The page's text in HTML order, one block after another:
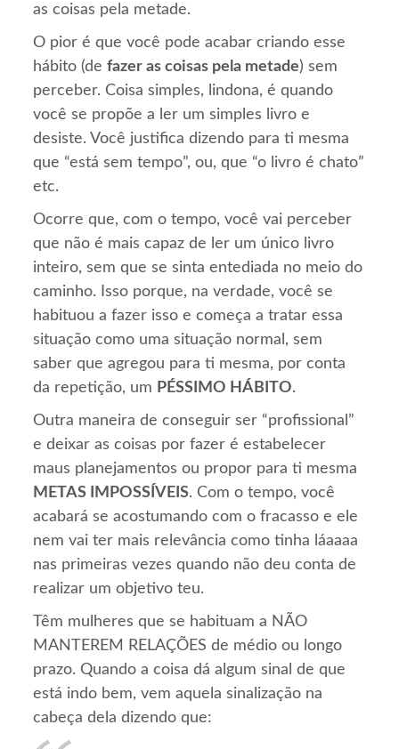
as coisas pela metade.
O pior é que você pode acabar criando esse
hábito (defazer as coisas pela metade) sem
perceber. Coisa simples, lindona, é quando
você se propõe a ler um simples livro e
desiste. Você justifica dizendo para ti mesma
que “está sem tempo”, ou, que “o livro é chato”
etc.
Ocorre que, com o tempo, você vai perceber
que não é mais capaz de ler um único livro
inteiro, sem que se sinta entediada no meio do
caminho. Isso porque, na verdade, você se
habituou a fazer isso e começa a tratar essa
situação como uma situação normal, sem
saber que agregou para ti mesma, por conta
da repetição, um PÉSSIMO HÁBITO.
Outra maneira de conseguir ser “profissional”
e deixar as coisas por fazer é estabelecer
maus planejamentos ou propor para ti mesma
METAS IMPOSSÍVEIS. Com o tempo, você
acabará se acostumando com o fracasso e ele
nem vai ter mais relevância como tinha láaaaa
nas primeiras vezes quando não deu conta de
realizar um objetivo teu.
Têm mulheres que se habituam a NÃO
MANTEREM RELAÇÕES de médio ou longo
prazo. Quando a coisa dá algum sinal de que
está indo bem, vem aquela sinalização na
cabeça dela dizendo que: